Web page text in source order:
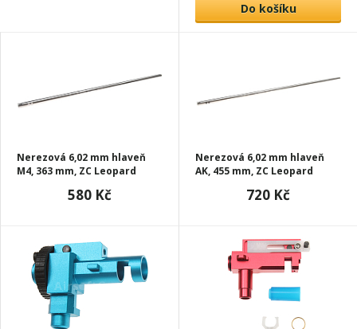
Do košíku
Nerezová 6,02 mm hlaveň
M4, 363 mm, ZC Leopard
580 Kč
Nerezová 6,02 mm hlaveň
AK, 455 mm, ZC Leopard
720 Kč